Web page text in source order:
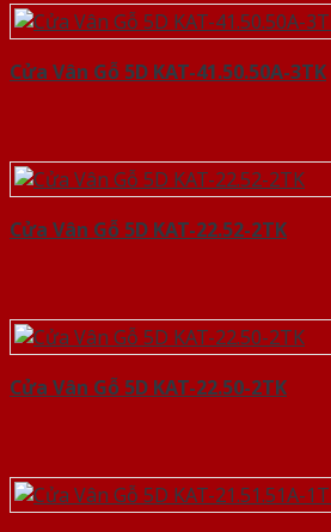
Cửa Vân Gỗ 5D KAT-41.50.50A-3TK
Cửa Vân Gỗ 5D KAT-22.52-2TK
Cửa Vân Gỗ 5D KAT-22.50-2TK